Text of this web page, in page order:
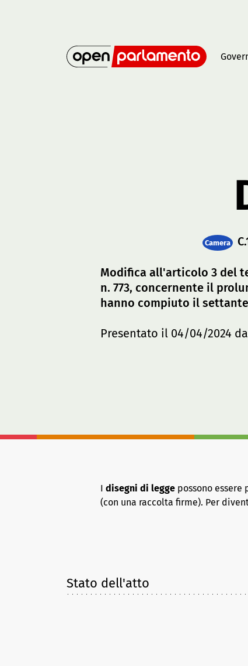
Camera
Modifica all'articolo 3 del
n. 773, concernente il
hanno compiuto il
Presentato il 04/04/2024 da
I disegni di legge possono
(con una raccolta firme). Per
Stato dell'atto